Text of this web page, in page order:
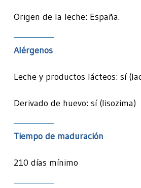
Origen de la leche: España.
Alérgenos
Leche y productos lácteos: sí
Derivado de huevo: sí (lisozima)
Tiempo de maduración
210 días mínimo